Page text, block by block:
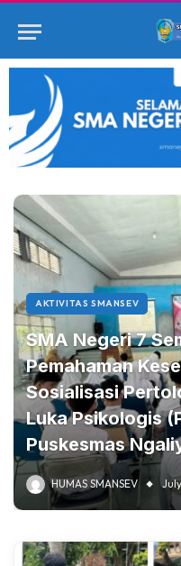
AKTIVITAS SMANSEV
SMA Negeri 7
Pemahaman
Sosialisasi
Luka Psikologis
Puskesmas
HUMAS SMANSEV